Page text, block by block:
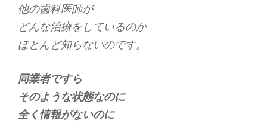
他の歯科医師が
どんな治療をしているのか
ほとんど知らないのです。
同業者ですら
そのような状態なのに
全く情報がないのに